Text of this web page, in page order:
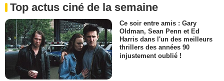
Top actus ciné de la semaine
Ce soir entre amis : Gary
Oldman, Sean Penn et Ed
Harris dans l'un des meilleurs
thrillers des années 90
injustement oublié !